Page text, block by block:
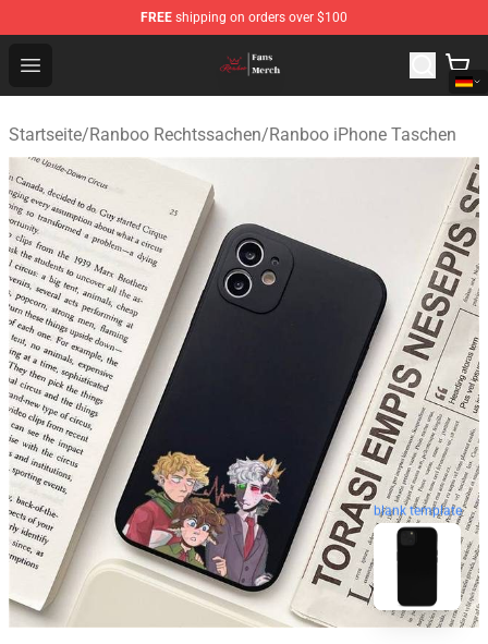
FREE shipping on orders over $100
Open menu
Ranboo Shop - Official Ranboo Merchandise Store
Startseite/Ranboo Rechtssachen/Ranboo iPhone Taschen
blank template